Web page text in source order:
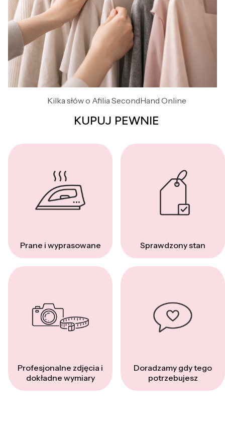
Kilka słów o Afilia SecondHand Online
KUPUJ PEWNIE
Prane i wyprasowane Sprawdzony stan
Profesjonalne zdjęcia i
dokładne wymiary
Doradzamy gdy tego
potrzebujesz